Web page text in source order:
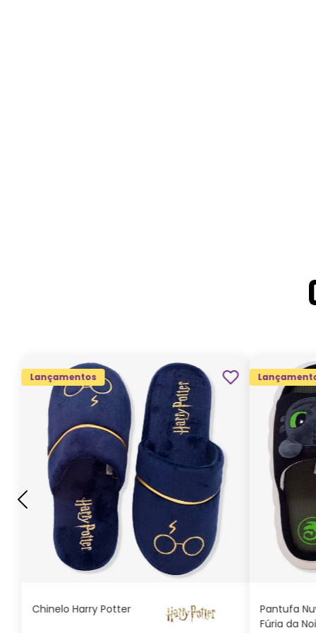
Lançamentos
Chinelo Harry Potter
G GG M P
ADICIONAR AO
CARRINHO
Pantufa
Fúria da